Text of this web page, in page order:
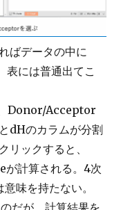
ばデータの中に
には普通出てこ
Donor/Acceptor
dHのカラムが分割
リックすると、
計算される。4次
味を持たない。
だが、計算結果を